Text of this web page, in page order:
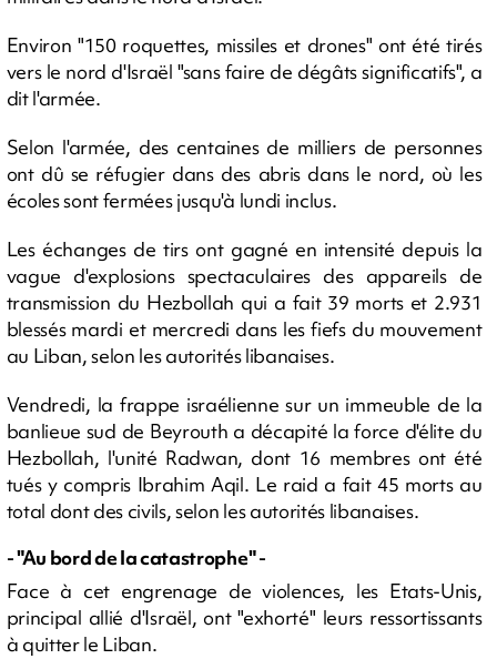
Environ "150 roquettes, missiles et drones" ont été tirés
vers le nord d'Israël "sans faire de dégâts significatifs", a
dit l'armée.
Selon l'armée, des centaines de milliers de personnes
ont dû se réfugier dans des abris dans le nord, où les
écoles sont fermées jusqu'à lundi inclus.
Les échanges de tirs ont gagné en intensité depuis la
vague d'explosions spectaculaires des appareils de
transmission du Hezbollah qui a fait 39 morts et 2.931
blessés mardi et mercredi dans les fiefs du mouvement
au Liban, selon les autorités libanaises.
Vendredi, la frappe israélienne sur un immeuble de la
banlieue sud de Beyrouth a décapité la force d'élite du
Hezbollah, l'unité Radwan, dont 16 membres ont été
tués y compris Ibrahim Aqil. Le raid a fait 45 morts au
total dont des civils, selon les autorités libanaises.
- "Au bord de la catastrophe" -
Face à cet engrenage de violences, les Etats-Unis,
principal allié d'Israël, ont "exhorté" leurs ressortissants
à quitter le Liban.